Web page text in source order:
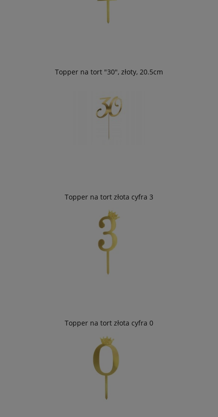
Topper na tort "30", złoty, 20.5cm
Topper na tort złota cyfra 3
Topper na tort złota cyfra 0